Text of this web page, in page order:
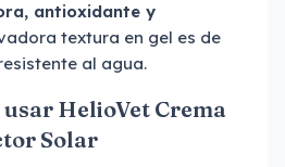
antioxidante y
textura en gel es de
al agua.
HelioVet Crema
Solar